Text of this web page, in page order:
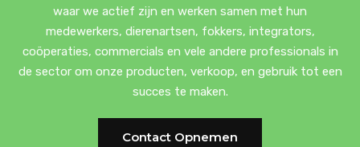
waar we actief zijn en werken samen met hun
medewerkers, dierenartsen, fokkers, integrators,
coöperaties, commercials en vele andere professionals in
de sector om onze producten, verkoop, en gebruik tot een
succes te maken.
Contact Opnemen